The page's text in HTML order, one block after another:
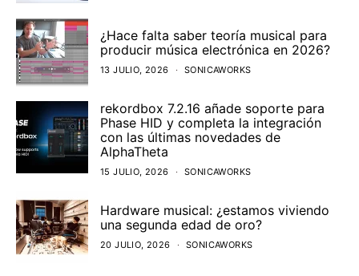
¿Hace falta saber teoría musical para
producir música electrónica en 2026?
13 JULIO, 2026 SONICAWORKS
rekordbox 7.2.16 añade soporte para
Phase HID y completa la integración
con las últimas novedades de
AlphaTheta
15 JULIO, 2026 SONICAWORKS
Hardware musical: ¿estamos viviendo
una segunda edad de oro?
20 JULIO, 2026 SONICAWORKS